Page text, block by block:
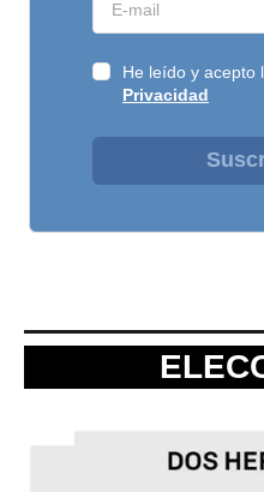
He leído y acepto
Privacidad